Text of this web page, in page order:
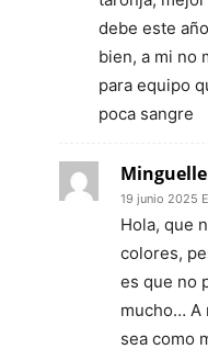
debe este
bien, a mi no
para equipo
poca sangre
19 junio 2025
Hola, que
colores,
es que no
mucho… A
sea como